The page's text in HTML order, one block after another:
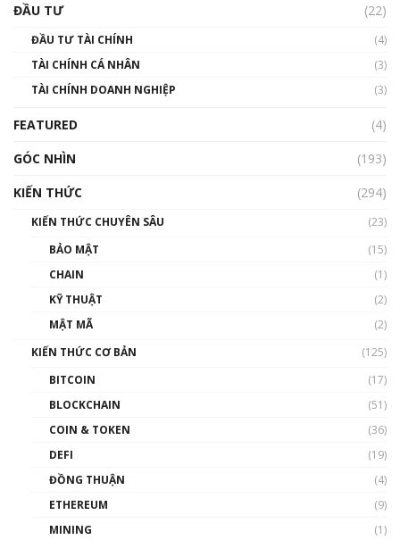
00:02:14
Nhìn lại năm 2022: Những sự kiện ảnh hưởng
đến hệ sinh thái tiền mã hoá | Phổ cập
00:43:47
như thể nào?
00:39:31
Phổ cập Blockchain
ĐẦU TƯ
(22)
ĐẦU TƯ TÀI CHÍNH
(4)
TÀI CHÍNH CÁ NHÂN
(3)
TÀI CHÍNH DOANH NGHIỆP
(3)
FEATURED
(4)
GÓC NHÌN
(193)
KIẾN THỨC
(294)
KIẾN THỨC CHUYÊN SÂU
(23)
BẢO MẬT
(15)
CHAIN
(1)
KỸ THUẬT
(2)
MẬT MÃ
(2)
KIẾN THỨC CƠ BẢN
(125)
BITCOIN
(17)
BLOCKCHAIN
(51)
COIN & TOKEN
(36)
DEFI
(19)
ĐỒNG THUẬN
(4)
ETHEREUM
(9)
MINING
(1)